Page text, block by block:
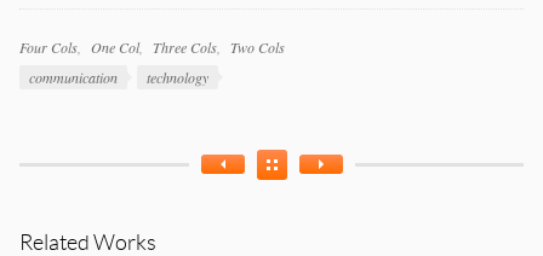
Work
Categories
Four Cols One Col Three Cols
Two Cols
Work
communication technology
Related Works